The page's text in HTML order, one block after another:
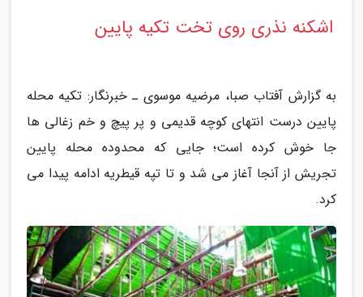
اشکنه نذری روی تخت تکیه پایین
به گزارش آفتاب صبا، مرضیه موسوی ـ خبرنگار: تکیه محله
پایین درست انتهای کوچه قدیمی و پر پیچ و خم زغالی ها
جا خوش کرده است؛ جایی که محدوده محله پایین
تجریش از آنجا آغاز می شد و تا تپه قیطریه ادامه پیدا می
کرد.